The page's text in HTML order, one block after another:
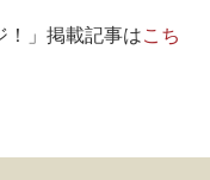
！」掲載記事はこち